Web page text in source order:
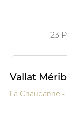
23
Vallat
La Chaudanne